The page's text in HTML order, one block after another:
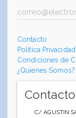
Contacto
Política Privacidad
Condiciones de
¿Quienes Somos?
Contacto
C/ AGUSTIN